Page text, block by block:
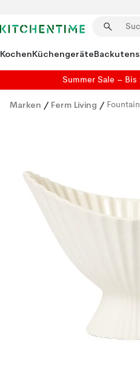
KochenKüchengeräte
Summer Sale – Bis
Marken / Ferm Living /